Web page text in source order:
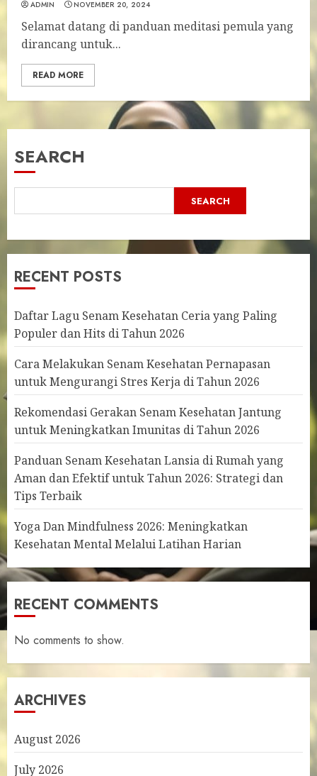
ADMIN NOVEMBER 20, 2024
Selamat datang di panduan meditasi pemula yang
dirancang untuk...
READ MORE
SEARCH
SEARCH
RECENT POSTS
Daftar Lagu Senam Kesehatan Ceria yang Paling
Populer dan Hits di Tahun 2026
Cara Melakukan Senam Kesehatan Pernapasan
untuk Mengurangi Stres Kerja di Tahun 2026
Rekomendasi Gerakan Senam Kesehatan Jantung
untuk Meningkatkan Imunitas di Tahun 2026
Panduan Senam Kesehatan Lansia di Rumah yang
Aman dan Efektif untuk Tahun 2026: Strategi dan
Tips Terbaik
Yoga Dan Mindfulness 2026: Meningkatkan
Kesehatan Mental Melalui Latihan Harian
RECENT COMMENTS
No comments to show.
ARCHIVES
August 2026
July 2026